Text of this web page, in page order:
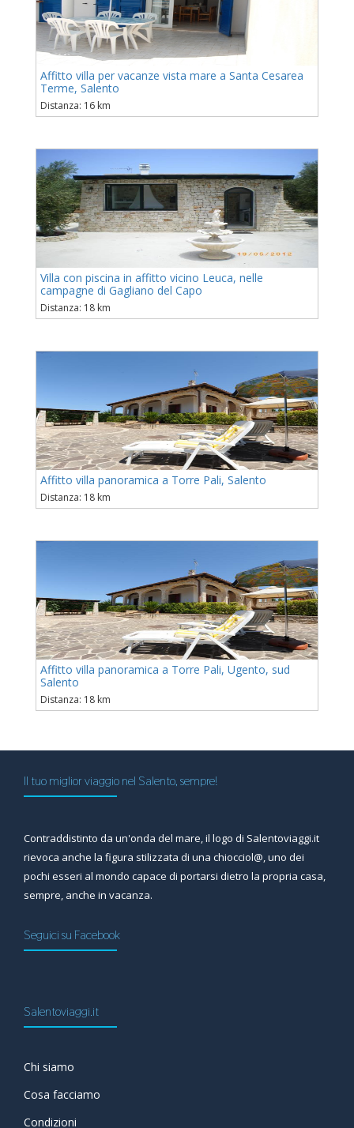
Affitto villa per vacanze vista mare a Santa Cesarea
Terme, Salento
Distanza: 16 km
Villa con piscina in affitto vicino Leuca, nelle
campagne di Gagliano del Capo
Distanza: 18 km
Affitto villa panoramica a Torre Pali, Salento
Distanza: 18 km
Affitto villa panoramica a Torre Pali, Ugento, sud
Salento
Distanza: 18 km
Il tuo miglior viaggio nel Salento, sempre!
Contraddistinto da un'onda del mare, il logo di Salentoviaggi.it
rievoca anche la figura stilizzata di una chiocciol@, uno dei
pochi esseri al mondo capace di portarsi dietro la propria casa,
sempre, anche in vacanza.
Seguici su Facebook
Salentoviaggi.it
Chi siamo
Cosa facciamo
Condizioni